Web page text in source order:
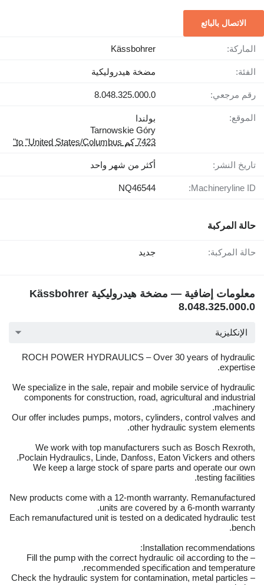
الاتصال بالبائع
الماركة: Kässbohrer
الفئة: مضخة هيدروليكية
رقم مرجعي: 8.048.325.000.0
الموقع:
بولندا
Tarnowskie Góry
7423 كم to "United States/Columbus"
تاريخ النشر: أكثر من شهر واحد
Machineryline ID:
NQ46544
حالة المركبة
حالة المركبة: جديد
معلومات إضافية — مضخة هيدروليكية Kässbohrer
8.048.325.000.0
الإنكليزية
ROCH POWER HYDRAULICS – Over 30 years of hydraulic
expertise.
We specialize in the sale, repair and mobile service of hydraulic
components for construction, road, agricultural and industrial
machinery.
Our offer includes pumps, motors, cylinders, control valves and
other hydraulic system elements.
We work with top manufacturers such as Bosch Rexroth,
Poclain Hydraulics, Linde, Danfoss, Eaton Vickers and others.
We keep a large stock of spare parts and operate our own
testing facilities.
New products come with a 12-month warranty. Remanufactured
units are covered by a 6-month warranty.
Each remanufactured unit is tested on a dedicated hydraulic test
bench.
Installation recommendations:
– Fill the pump with the correct hydraulic oil according to the
recommended specification and temperature.
– Check the hydraulic system for contamination, metal particles